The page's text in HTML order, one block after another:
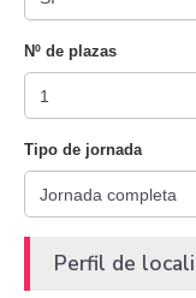
Nº de plazas
Tipo de jornada
Perfil de